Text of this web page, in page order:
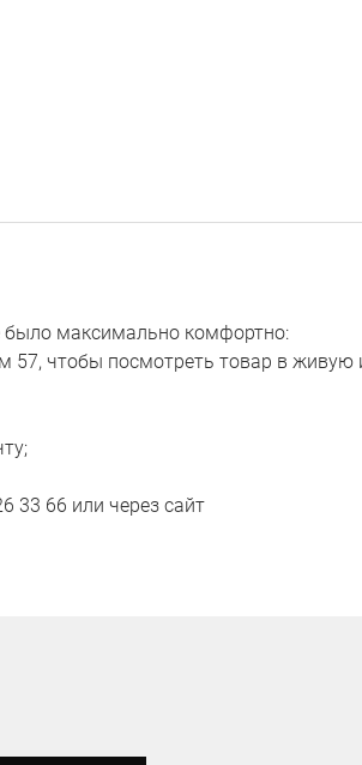
было максимально комфортно:
57, чтобы посмотреть товар в живую
33 66 или через сайт